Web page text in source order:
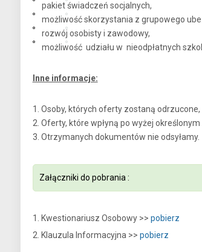
pakiet świadczeń socjalnych,
możliwość skorzystania z grupowego
rozwój osobisty i zawodowy,
możliwość udziału w nieodpłatnych
Inne informacje:
1. Osoby, których oferty zostaną odrzucone,
2. Oferty, które wpłyną po wyżej
3. Otrzymanych dokumentów nie odsyłamy.
Załączniki do pobrania :
1. Kwestionariusz Osobowy >> pobierz
2. Klauzula Informacyjna >> pobierz